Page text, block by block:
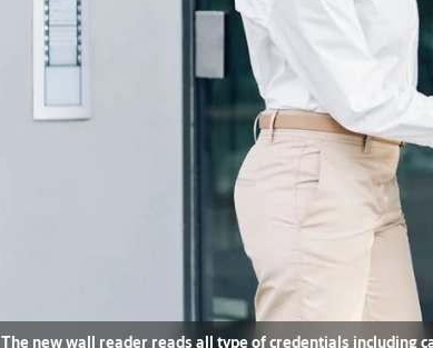
The new wall reader reads all type of credentials including